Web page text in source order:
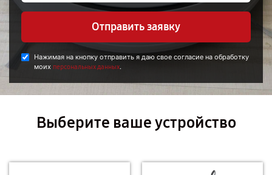
Отправить заявку
Нажимая на кнопку отправить я даю свое согласие на обработку
моих персональных данных.
Выберите ваше устройство